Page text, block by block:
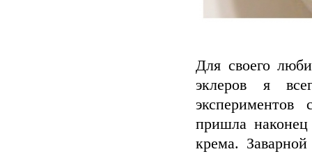
Для своего
эклеров я
пришла
крема.